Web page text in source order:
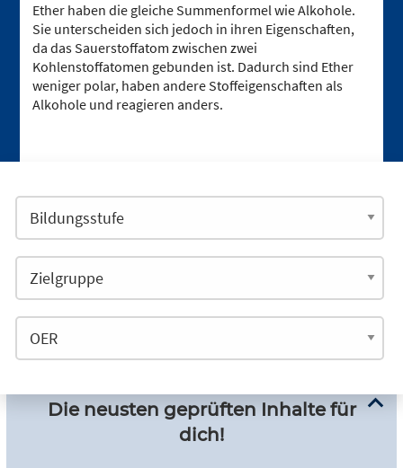
Ether haben die gleiche Summenformel wie Alkohole.
Sie unterscheiden sich jedoch in ihren Eigenschaften,
da das Sauerstoffatom zwischen zwei
Kohlenstoffatomen gebunden ist. Dadurch sind Ether
weniger polar, haben andere Stoffeigenschaften als
Alkohole und reagieren anders.
Die neusten geprüften Inhalte für
dich!